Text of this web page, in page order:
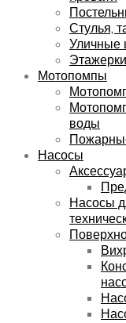
Стулья,
Уличные
Мотопомпы
воды
Насосы
Насосы